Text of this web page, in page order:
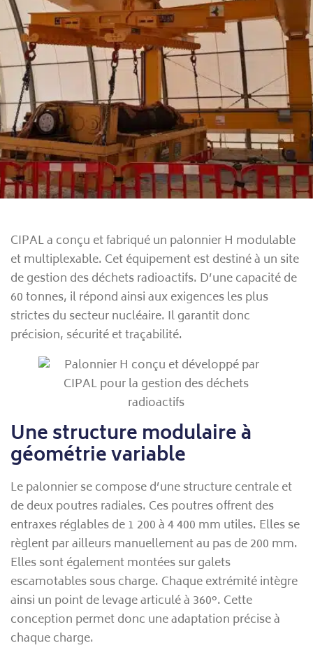
CIPAL a conçu et fabriqué un palonnier H modulable
et multiplexable. Cet équipement est destiné à un site
de gestion des déchets radioactifs. D’une capacité de
60 tonnes, il répond ainsi aux exigences les plus
strictes du secteur nucléaire. Il garantit donc
précision, sécurité et traçabilité.
Une structure modulaire à
géométrie variable
Le palonnier se compose d’une structure centrale et
de deux poutres radiales. Ces poutres offrent des
entraxes réglables de 1 200 à 4 400 mm utiles. Elles se
règlent par ailleurs manuellement au pas de 200 mm.
Elles sont également montées sur galets
escamotables sous charge. Chaque extrémité intègre
ainsi un point de levage articulé à 360°. Cette
conception permet donc une adaptation précise à
chaque charge.